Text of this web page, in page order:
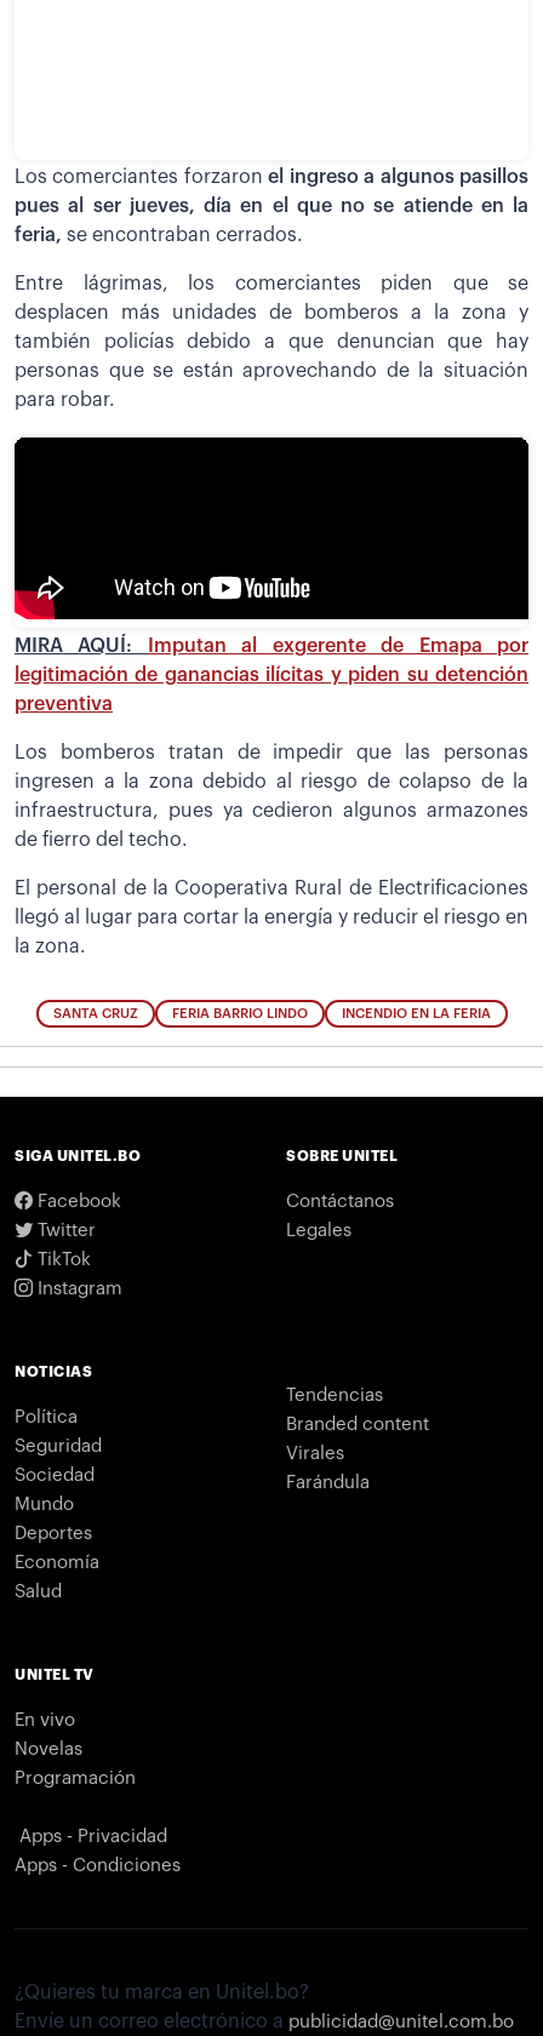
Los comerciantes forzaronel ingreso a algunos pasillos
pues al ser jueves, día en el que no se atiende en la
feria, se encontraban cerrados.
Entre lágrimas, los comerciantes piden que se
desplacen más unidades de bomberos a la zona y
también policías debido a que denuncian que hay
personas que se están aprovechando de la situación
para robar.
MIRA AQUÍ:
Imputan al exgerente de Emapa por
legitimación de ganancias ilícitas y piden su detención
preventiva
Los bomberos tratan de impedir que las personas
ingresen a la zona debido al riesgo de colapso de la
infraestructura, pues ya cedieron algunos armazones
de fierro del techo.
El personal de la Cooperativa Rural de Electrificaciones
llegó al lugar para cortar la energía y reducir el riesgo en
la zona.
SANTA CRUZ FERIA BARRIO LINDO INCENDIO EN LA FERIA
SIGA UNITEL.BO
Facebook
Twitter
TikTok
Instagram
SOBRE UNITEL
Contáctanos
Legales
NOTICIAS
Política
Seguridad
Sociedad
Mundo
Deportes
Economía
Salud
Tendencias
Branded content
Virales
Farándula
UNITEL TV
En vivo
Novelas
Programación
Apps - Privacidad
Apps - Condiciones
¿Quieres tu marca en Unitel.bo?
Envíe un correo electrónico a publicidad@unitel.com.bo